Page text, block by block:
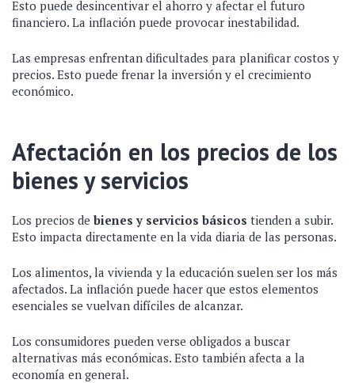
Esto puede desincentivar el ahorro y afectar el futuro
financiero. La inflación puede provocar inestabilidad.
Las empresas enfrentan dificultades para planificar costos y
precios. Esto puede frenar la inversión y el crecimiento
económico.
Afectación en los precios de los
bienes y servicios
Los precios de bienes y servicios básicos tienden a subir.
Esto impacta directamente en la vida diaria de las personas.
Los alimentos, la vivienda y la educación suelen ser los más
afectados. La inflación puede hacer que estos elementos
esenciales se vuelvan difíciles de alcanzar.
Los consumidores pueden verse obligados a buscar
alternativas más económicas. Esto también afecta a la
economía en general.